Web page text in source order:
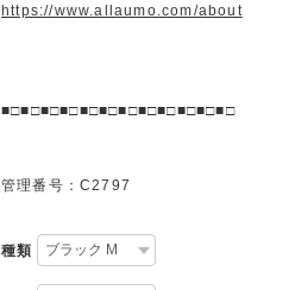
https://www.allaumo.com/about
■□■□■□■□■□■□■□■□■□■□■□■□
管理番号：C2797
種類